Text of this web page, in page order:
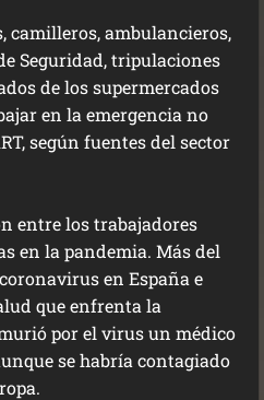
camilleros, ambulancieros,
Seguridad, tripulaciones
de los supermercados
en la emergencia no
según fuentes del sector
entre los trabajadores
en la pandemia. Más del
en España e
que enfrenta la
por el virus un médico
se habría contagiado